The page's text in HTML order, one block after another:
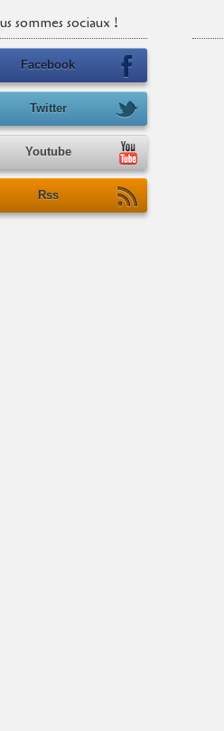
sommes sociaux !
Facebook
Twitter
Youtube
Rss